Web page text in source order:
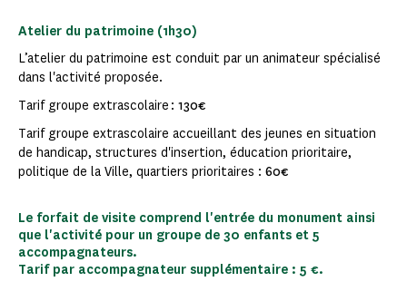
Atelier du patrimoine (1h30)
L’atelier du patrimoine est conduit par un animateur spécialisé
dans l'activité proposée.
Tarif groupe extrascolaire : 130€
Tarif groupe extrascolaire accueillant des jeunes en situation
de handicap, structures d'insertion, éducation prioritaire,
politique de la Ville, quartiers prioritaires : 60€
Le forfait de visite comprend l'entrée du monument ainsi
que l'activité pour un groupe de 30 enfants et 5
accompagnateurs.
Tarif par accompagnateur supplémentaire : 5 €.